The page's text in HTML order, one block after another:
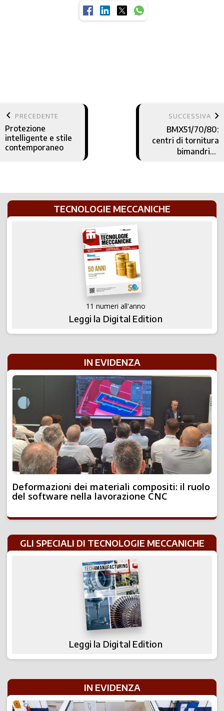
keyboard_arrow_left PRECEDENTE
Protezione
intelligente e stile
contemporaneo
SUCCESSIVA keyboard_arrow_right
BMX51/70/80:
centri di tornitura
bimandrino
TECNOLOGIE MECCANICHE
11 numeri all'anno
Leggi la Digital Edition
IN EVIDENZA
Deformazioni dei materiali compositi: il ruolo
del software nella lavorazione CNC
GLI SPECIALI DI TECNOLOGIE MECCANICHE
Leggi la Digital Edition
IN EVIDENZA